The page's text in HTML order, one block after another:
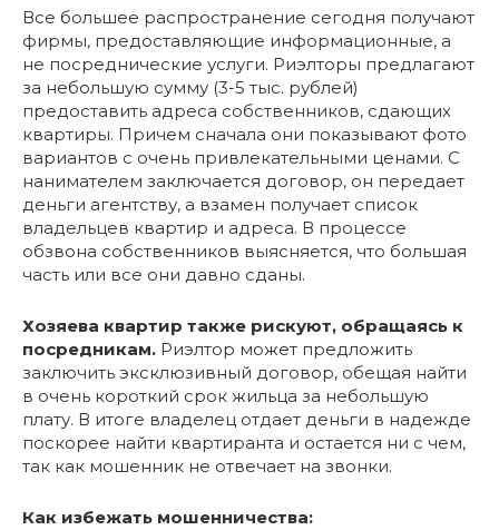
Все большее распространение сегодня получают
фирмы, предоставляющие информационные, а
не посреднические услуги. Риэлторы предлагают
за небольшую сумму (3-5 тыс. рублей)
предоставить адреса собственников, сдающих
квартиры. Причем сначала они показывают фото
вариантов с очень привлекательными ценами. С
нанимателем заключается договор, он передает
деньги агентству, а взамен получает список
владельцев квартир и адреса. В процессе
обзвона собственников выясняется, что большая
часть или все они давно сданы.
Хозяева квартир также рискуют, обращаясь к
посредникам. Риэлтор может предложить
заключить эксклюзивный договор, обещая найти
в очень короткий срок жильца за небольшую
плату. В итоге владелец отдает деньги в надежде
поскорее найти квартиранта и остается ни с чем,
так как мошенник не отвечает на звонки.
Как избежать мошенничества: